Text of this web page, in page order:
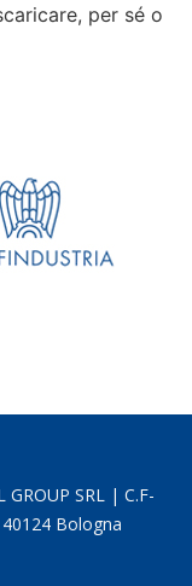
per sé o
GROUP SRL | C.F-
Bologna